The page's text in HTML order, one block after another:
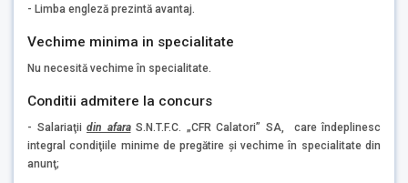
- Limba engleză prezintă avantaj.
Vechime minima in specialitate
Nu necesită vechime în specialitate.
Conditii admitere la concurs
- Salariaţii din afara S.N.T.F.C. „CFR Calatori” SA, care îndeplinesc
integral condiţiile minime de pregătire şi vechime în specialitate din
anunţ;